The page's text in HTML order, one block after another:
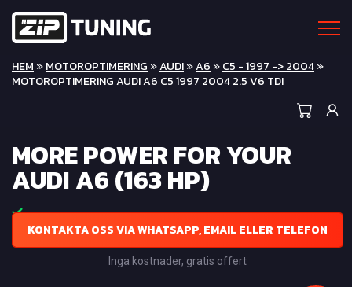
HEM »MOTOROPTIMERING »AUDI»A6 »C5 - 1997 -> 2004»
MOTOROPTIMERING AUDI A6 C5 1997 2004 2.5 V6 TDI
MORE POWER FOR YOUR
AUDI A6 (163 HP)
KONTAKTA OSS VIA WHATSAPP, EMAIL ELLER TELEFON
Inga kostnader, gratis offert